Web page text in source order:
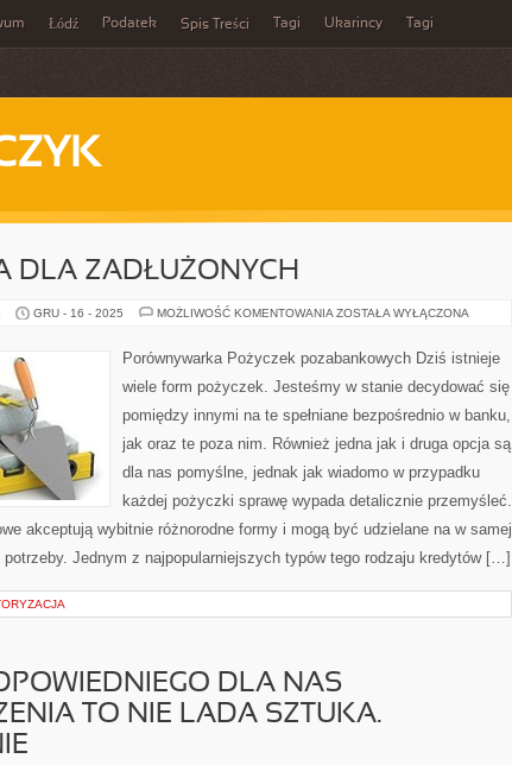
Łódź Podatek Spis Treści Tagi Ukarincy Tagi
DLA ZADŁUŻONYCH
GRU - 16 - 2025 MOŻLIWOŚĆ KOMENTOWANIA POŻYCZKA
ZOSTAŁA WYŁĄCZONA
Porównywarka Pożyczek pozabankowych Dziś istnieje
wiele form pożyczek. Jesteśmy w stanie decydować się
pomiędzy innymi na te spełniane bezpośrednio w banku,
jak oraz te poza nim. Również jedna jak i druga opcja są
dla nas pomyślne, jednak jak wiadomo w przypadku
każdej pożyczki sprawę wypada detalicznie przemyśleć.
akceptują wybitnie różnorodne formy i mogą być udzielane na w samej
Jednym z najpopularniejszych typów tego rodzaju kredytów […]
DLA NAS
TO NIE LADA SZTUKA.